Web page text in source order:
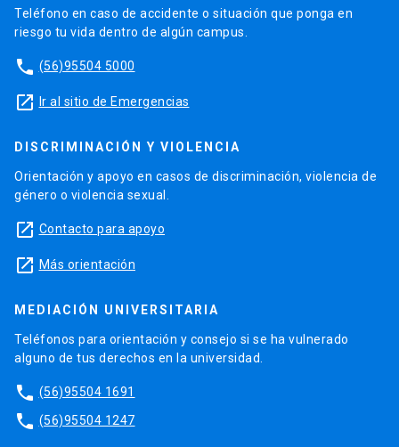
Teléfono en caso de accidente o situación que ponga en
riesgo tu vida dentro de algún campus.
phone (56)95504 5000
launch Ir al sitio de Emergencias
DISCRIMINACIÓN Y VIOLENCIA
Orientación y apoyo en casos de discriminación, violencia de
género o violencia sexual.
launch Contacto para apoyo
launch Más orientación
MEDIACIÓN UNIVERSITARIA
Teléfonos para orientación y consejo si se ha vulnerado
alguno de tus derechos en la universidad.
phone (56)95504 1691
phone (56)95504 1247